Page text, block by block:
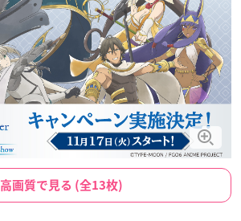
高画質で見る (全13枚)